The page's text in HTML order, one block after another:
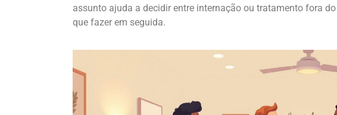
assunto ajuda a decidir entre internação ou tratamento fora
que fazer em seguida.